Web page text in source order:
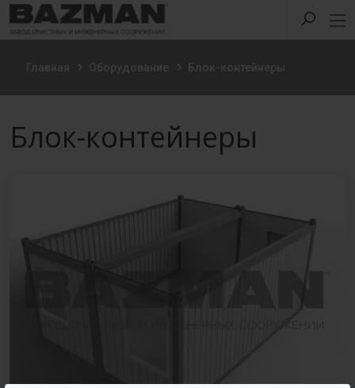
Главная Оборудование Блок-контейнеры
Блок-контейнеры